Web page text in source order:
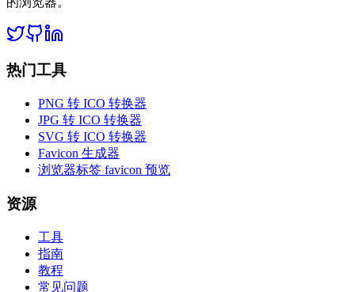
热门工具
PNG 转 ICO 转换器
JPG 转 ICO 转换器
SVG 转 ICO 转换器
Favicon 生成器
浏览器标签 favicon 预览
资源
工具
指南
教程
常见问题